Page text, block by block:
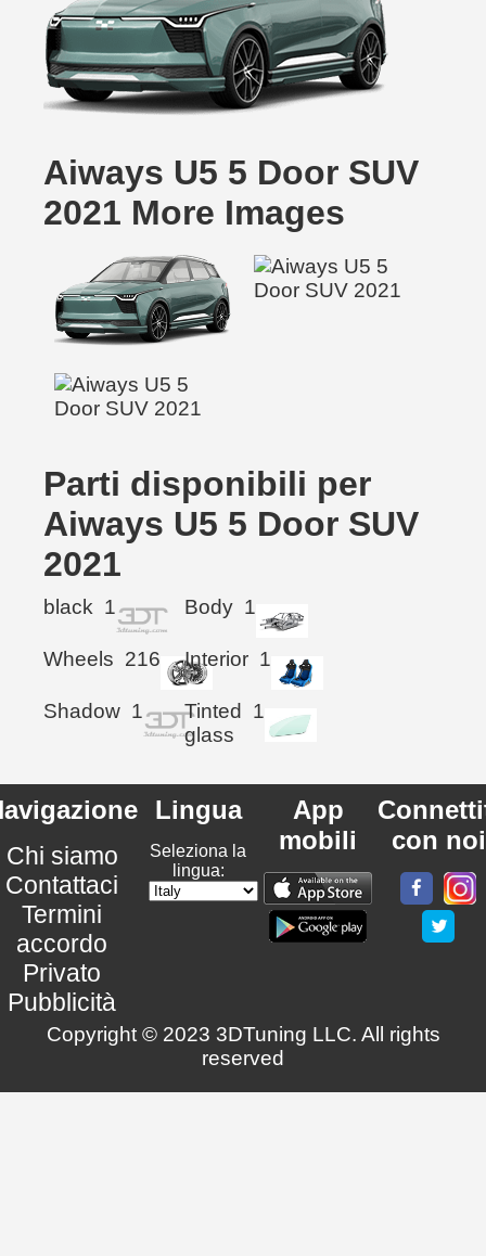
Aiways U5 5 Door SUV
2021 More Images
Parti disponibili per
Aiways U5 5 Door SUV
2021
black 1 Body 1
Wheels 216 Interior 1
Shadow 1
Tinted
glass
1
Chi siamo
Contattaci
Termini
accordo
Privato
Pubblicità
Lingua
Seleziona la
lingua:
App
mobili
con noi
Copyright © 2023 3DTuning LLC. All rights
reserved